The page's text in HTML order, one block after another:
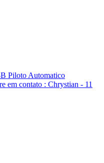
Piloto Automatico
em contato : Chrystian - 11